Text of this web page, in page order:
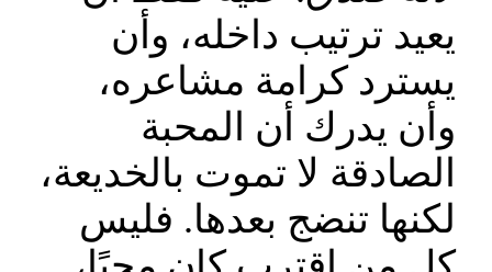
يعيد ترتيب داخله، وأن
يسترد كرامة مشاعره،
وأن يدرك أن المحبة
الصادقة لا تموت بالخديعة،
لكنها تنضج بعدها. فليس